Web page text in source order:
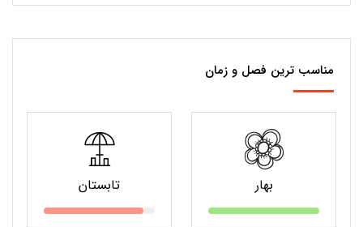
مناسب ترین فصل و زمان
بهار تابستان